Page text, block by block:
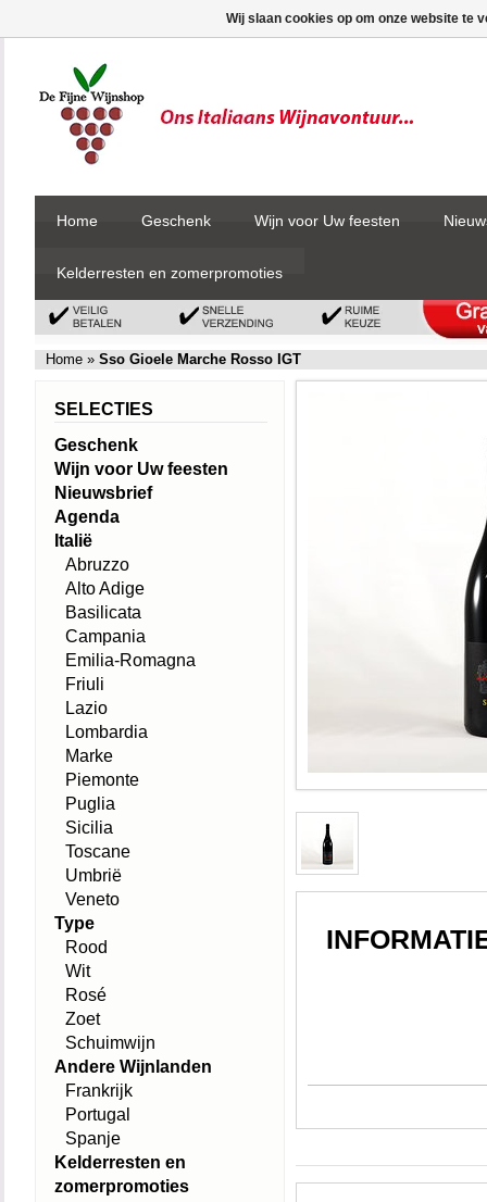
Home Geschenk Wijn voor Uw feesten
Kelderresten en zomerpromoties
Home » Sso Gioele Marche Rosso IGT
SELECTIES
Geschenk
Wijn voor Uw feesten
Nieuwsbrief
Agenda
Italië
Abruzzo
Alto Adige
Basilicata
Campania
Emilia-Romagna
Friuli
Lazio
Lombardia
Marke
Piemonte
Puglia
Sicilia
Toscane
Umbrië
Veneto
Type
Rood
Wit
Rosé
Zoet
Schuimwijn
Andere Wijnlanden
Frankrijk
Portugal
Spanje
Kelderresten en
zomerpromoties
Wij slaan cookies op om onze website te